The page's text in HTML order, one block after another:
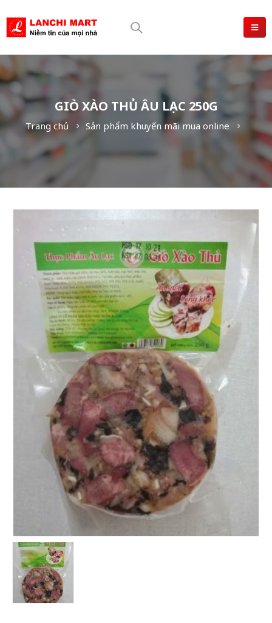
GIÒ XÀO THỦ ÂU LẠC 250G
Trang chủ Sản phẩm khuyến mãi mua online